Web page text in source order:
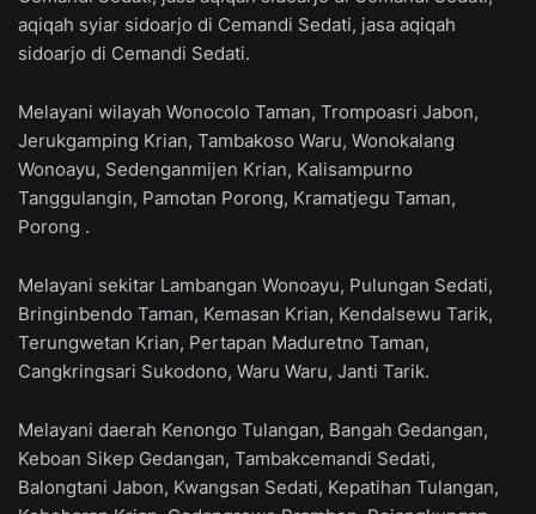
aqiqah syiar sidoarjo di Cemandi Sedati, jasa aqiqah
sidoarjo di Cemandi Sedati.
Melayani wilayah Wonocolo Taman, Trompoasri Jabon,
Jerukgamping Krian, Tambakoso Waru, Wonokalang
Wonoayu, Sedenganmijen Krian, Kalisampurno
Tanggulangin, Pamotan Porong, Kramatjegu Taman,
Porong .
Melayani sekitar Lambangan Wonoayu, Pulungan Sedati,
Bringinbendo Taman, Kemasan Krian, Kendalsewu Tarik,
Terungwetan Krian, Pertapan Maduretno Taman,
Cangkringsari Sukodono, Waru Waru, Janti Tarik.
Melayani daerah Kenongo Tulangan, Bangah Gedangan,
Keboan Sikep Gedangan, Tambakcemandi Sedati,
Balongtani Jabon, Kwangsan Sedati, Kepatihan Tulangan,